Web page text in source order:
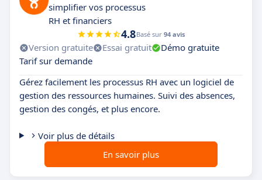
simplifier vos processus
RH et financiers
4.8Basé sur 94 avis
Version gratuite Essai gratuit
Démo gratuite
Tarif sur demande
Gérez facilement les processus RH avec un logiciel de
gestion des ressources humaines. Suivi des absences,
gestion des congés, et plus encore.
Voir plus de détails
En savoir plus